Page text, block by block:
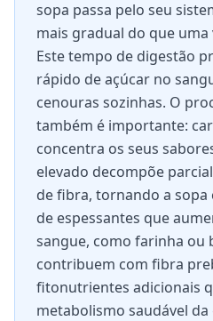
sopa passa pelo seu
mais gradual do que
Este tempo de digestão
rápido de açúcar no
cenouras sozinhas. O
também é importante:
concentra os seus
elevado decompõe
de fibra, tornando a
de espessantes que
sangue, como farinha ou
contribuem com fibra
fitonutrientes adicionais
metabolismo saudável da